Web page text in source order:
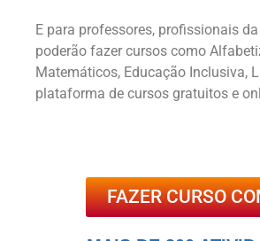
E para professores, profissionais
poderão fazer cursos como
Matemáticos, Educação Inclusiva,
plataforma de cursos gratuitos e
FAZER CURSO